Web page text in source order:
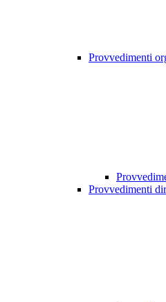
Provvedimenti
Provvedimenti